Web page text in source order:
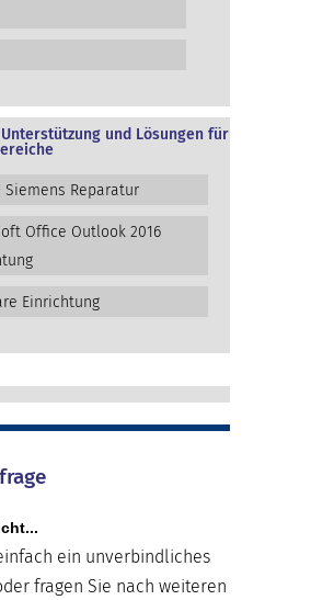
und Lösungen für
Siemens Reparatur
Office Outlook 2016
Einrichtung
ein unverbindliches
fragen Sie nach weiteren